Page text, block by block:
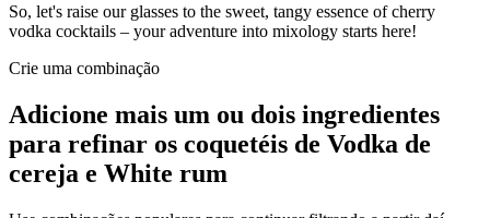
So, let's raise our glasses to the sweet, tangy essence of cherry
vodka cocktails – your adventure into mixology starts here!
Crie uma combinação
Adicione mais um ou dois ingredientes
para refinar os coquetéis de Vodka de
cereja e White rum